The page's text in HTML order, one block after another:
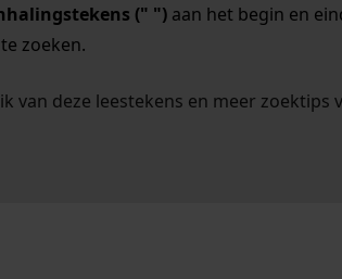
(" ")aan het begin en
zoeken.
van deze leestekens en meer zoektips